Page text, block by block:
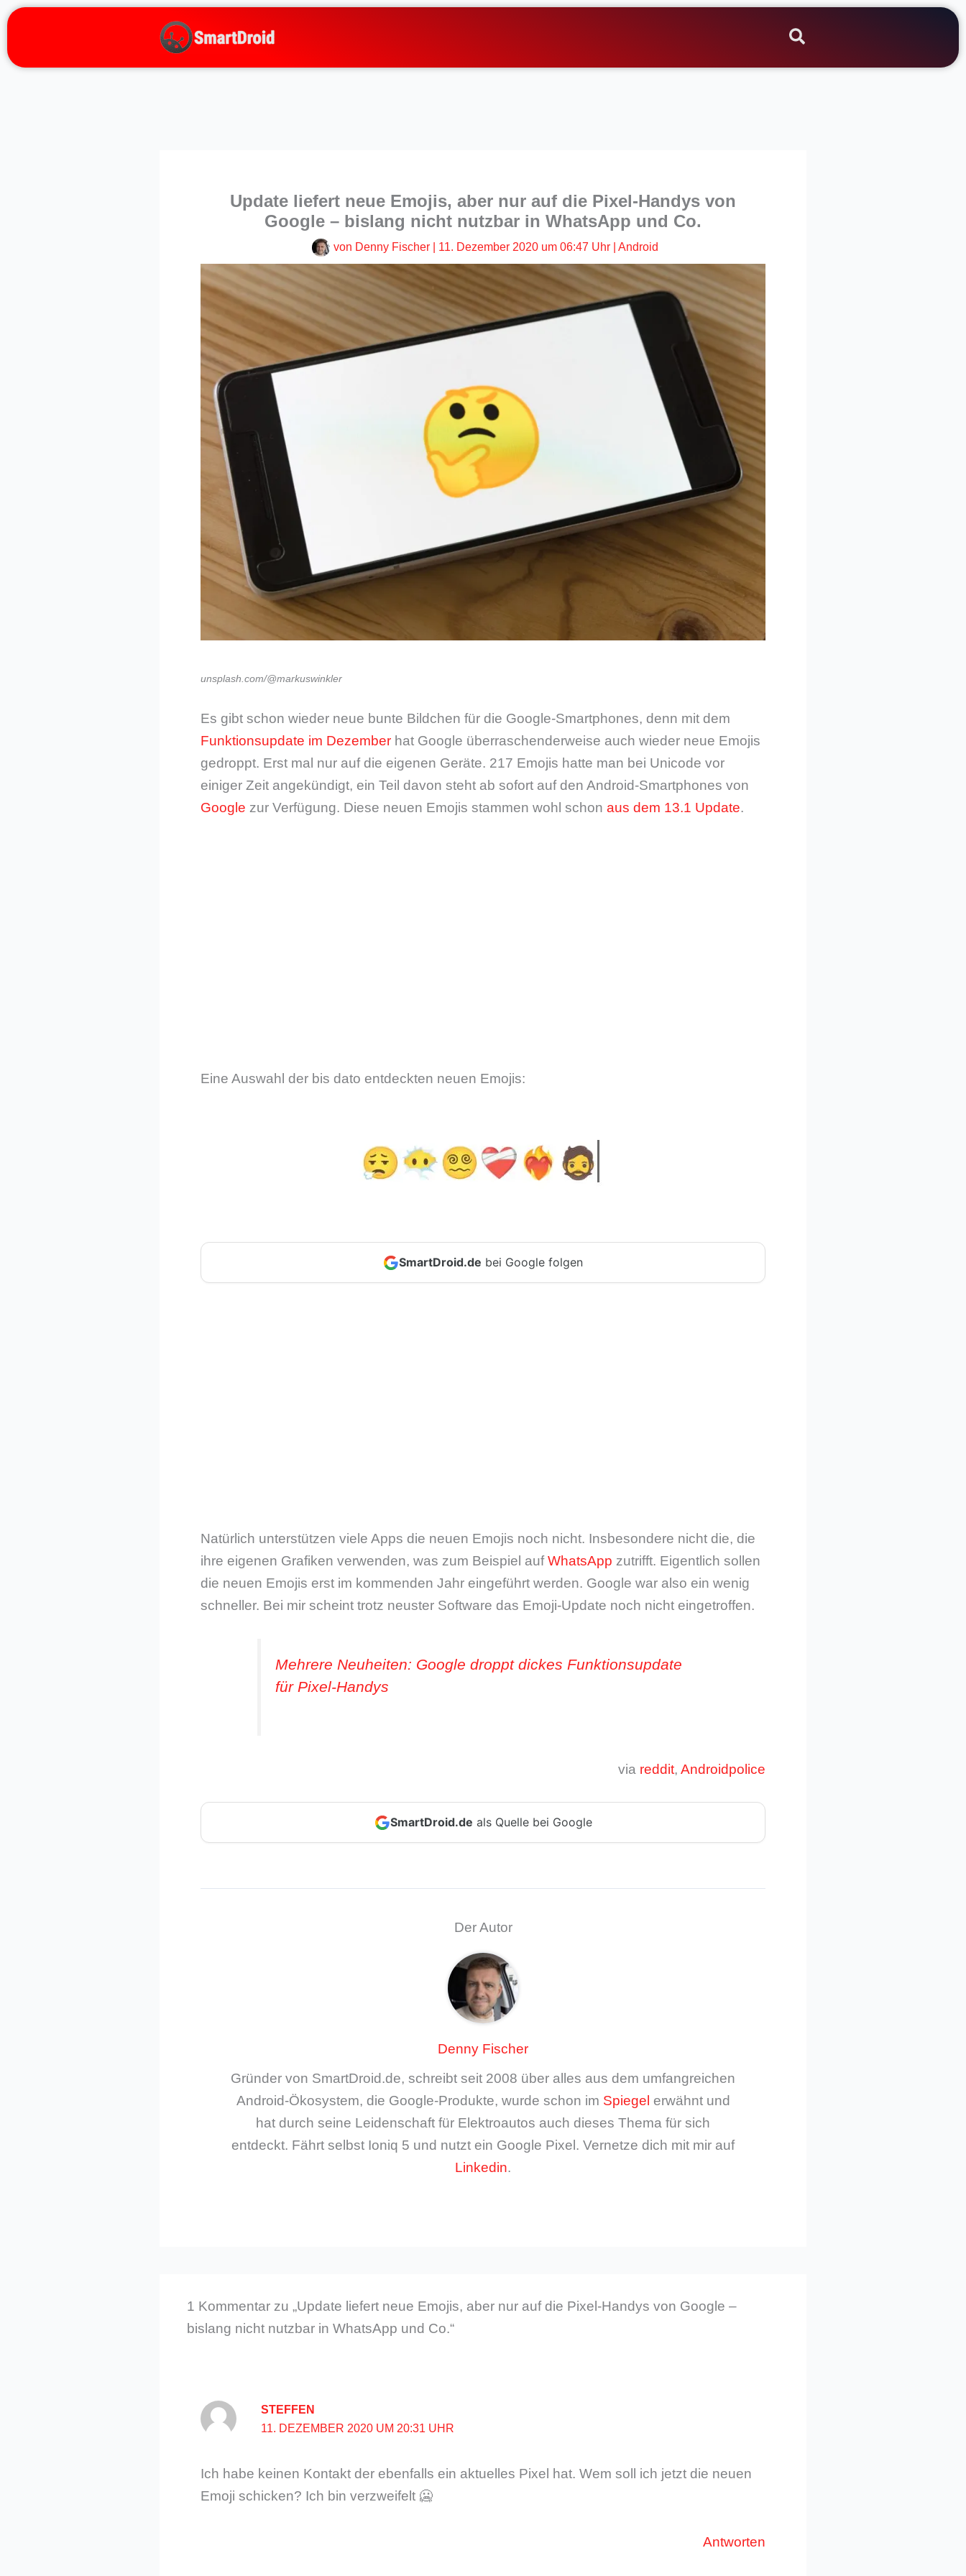
Zum
springen
Update liefert neue Emojis, aber nur auf die Pixel-Handys von
Google – bislang nicht nutzbar in WhatsApp und Co.
von Denny Fischer 11. Dezember 2020 um 06:47 Uhr| Android
unsplash.com/@markuswinkler
Es gibt schon wieder neue bunte Bildchen für die Google-Smartphones, denn mit dem
Funktionsupdate im Dezember hat Google überraschenderweise auch wieder neue Emojis
gedroppt. Erst mal nur auf die eigenen Geräte. 217 Emojis hatte man bei Unicode vor
einiger Zeit angekündigt, ein Teil davon steht ab sofort auf den Android-Smartphones von
Google zur Verfügung. Diese neuen Emojis stammen wohl schon aus dem 13.1 Update.
Eine Auswahl der bis dato entdeckten neuen Emojis:
SmartDroid.de bei Google folgen
Natürlich unterstützen viele Apps die neuen Emojis noch nicht. Insbesondere nicht die, die
ihre eigenen Grafiken verwenden, was zum Beispiel aufWhatsApp zutrifft. Eigentlich sollen
die neuen Emojis erst im kommenden Jahr eingeführt werden. Google war also ein wenig
schneller. Bei mir scheint trotz neuster Software das Emoji-Update noch nicht eingetroffen.
Mehrere Neuheiten: Google droppt dickes Funktionsupdate
für Pixel-Handys
via reddit, Androidpolice
SmartDroid.de als Quelle bei Google
Der Autor
Denny Fischer
Gründer von SmartDroid.de, schreibt seit 2008 über alles aus dem umfangreichen
Android-Ökosystem, die Google-Produkte, wurde schon im Spiegel erwähnt und
hat durch seine Leidenschaft für Elektroautos auch dieses Thema für sich
entdeckt. Fährt selbst Ioniq 5 und nutzt ein Google Pixel. Vernetze dich mit mir auf
Linkedin.
1 Kommentar zu „Update liefert neue Emojis, aber nur auf die Pixel-Handys von Google –
bislang nicht nutzbar in WhatsApp und Co.“
STEFFEN
11. DEZEMBER 2020 UM 20:31 UHR
Ich habe keinen Kontakt der ebenfalls ein aktuelles Pixel hat. Wem soll ich jetzt die neuen
Emoji schicken? Ich bin verzweifelt 🥶
Antworten